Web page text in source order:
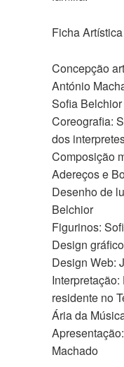
Ficha Artística
Concepção
António
Sofia Belchior
Coreografia:
dos
Composição
Adereços e
Desenho de
Belchior
Figurinos:
Design
Design Web:
residente no
Ária da
Machado